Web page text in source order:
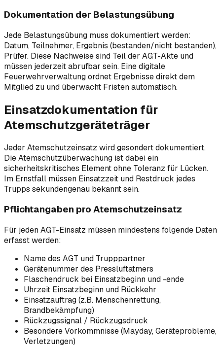
Dokumentation der Belastungsübung
Jede Belastungsübung muss dokumentiert werden:
Datum, Teilnehmer, Ergebnis (bestanden/nicht bestanden),
Prüfer. Diese Nachweise sind Teil der AGT-Akte und
müssen jederzeit abrufbar sein. Eine digitale
Feuerwehrverwaltung ordnet Ergebnisse direkt dem
Mitglied zu und überwacht Fristen automatisch.
Einsatzdokumentation für
Atemschutzgeräteträger
Jeder Atemschutzeinsatz wird gesondert dokumentiert.
Die Atemschutzüberwachung ist dabei ein
sicherheitskritisches Element ohne Toleranz für Lücken.
Im Ernstfall müssen Einsatzzeit und Restdruck jedes
Trupps sekundengenau bekannt sein.
Pflichtangaben pro Atemschutzeinsatz
Für jeden AGT-Einsatz müssen mindestens folgende Daten
erfasst werden:
Name des AGT und Trupppartner
Gerätenummer des Pressluftatmers
Flaschendruck bei Einsatzbeginn und -ende
Uhrzeit Einsatzbeginn und Rückkehr
Einsatzauftrag (z.B. Menschenrettung,
Brandbekämpfung)
Rückzugssignal / Rückzugsdruck
Besondere Vorkommnisse (Mayday, Geräteprobleme,
Verletzungen)